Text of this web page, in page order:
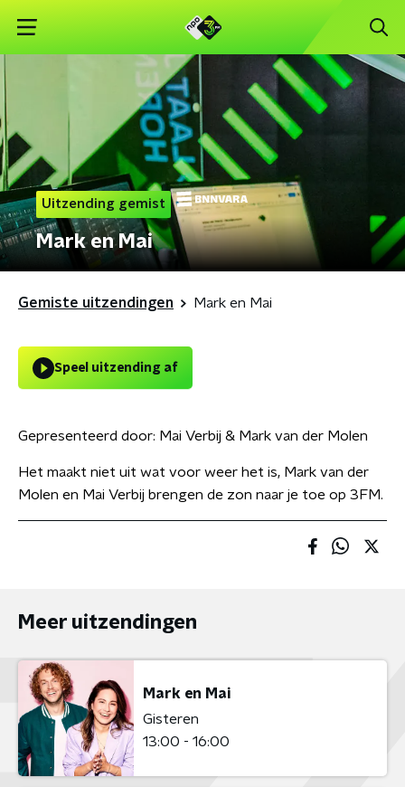
Uitzending gemist
Mark en Mai
Gemiste uitzendingen Mark en Mai
Speel uitzending af
Gepresenteerd door: Mai Verbij & Mark van der Molen
Het maakt niet uit wat voor weer het is, Mark van der
Molen en Mai Verbij brengen de zon naar je toe op 3FM.
Meer uitzendingen
Mark en Mai
Gisteren
13:00 - 16:00